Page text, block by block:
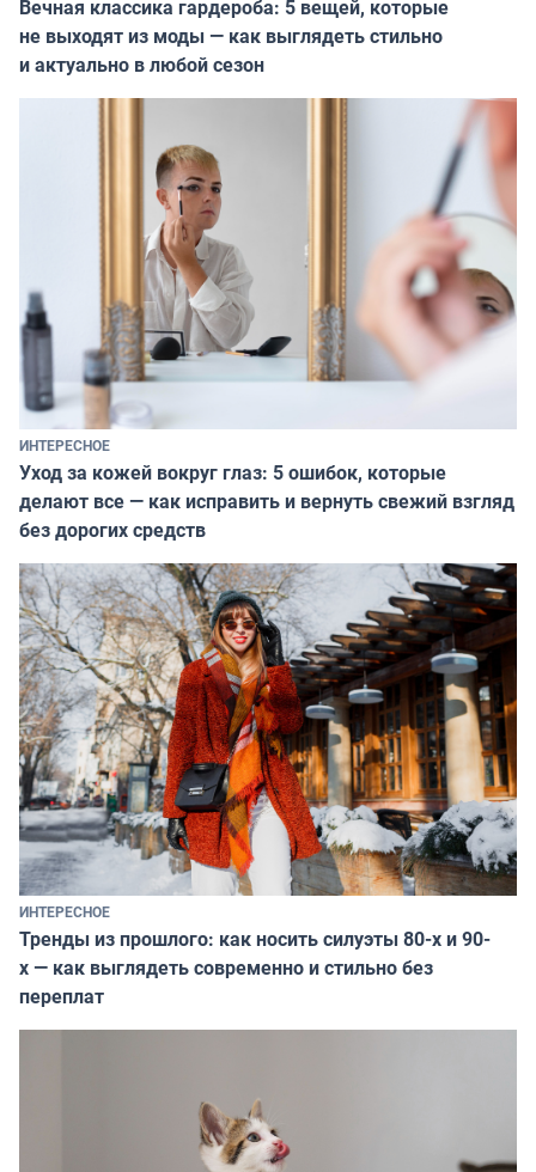
Вечная классика гардероба: 5 вещей, которые
не выходят из моды — как выглядеть стильно
и актуально в любой сезон
ИНТЕРЕСНОЕ
Уход за кожей вокруг глаз: 5 ошибок, которые
делают все — как исправить и вернуть свежий взгляд
без дорогих средств
ИНТЕРЕСНОЕ
Тренды из прошлого: как носить силуэты 80-х и 90-
х — как выглядеть современно и стильно без
переплат